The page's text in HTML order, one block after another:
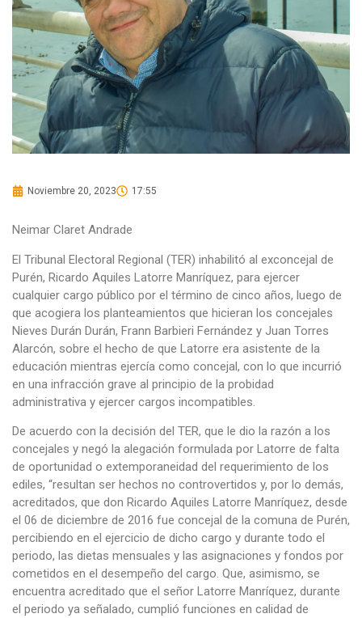
Noviembre 20, 2023 17:55
Neimar Claret Andrade
El Tribunal Electoral Regional (TER) inhabilitó al exconcejal de
Purén, Ricardo Aquiles Latorre Manríquez, para ejercer
cualquier cargo público por el término de cinco años, luego de
que acogiera los planteamientos que hicieran los concejales
Nieves Durán Durán, Frann Barbieri Fernández y Juan Torres
Alarcón, sobre el hecho de que Latorre era asistente de la
educación mientras ejercía como concejal, con lo que incurrió
en una infracción grave al principio de la probidad
administrativa y ejercer cargos incompatibles.
De acuerdo con la decisión del TER, que le dio la razón a los
concejales y negó la alegación formulada por Latorre de falta
de oportunidad o extemporaneidad del requerimiento de los
ediles, “resultan ser hechos no controvertidos y, por lo demás,
acreditados, que don Ricardo Aquiles Latorre Manríquez, desde
el 06 de diciembre de 2016 fue concejal de la comuna de Purén,
percibiendo en el ejercicio de dicho cargo y durante todo el
periodo, las dietas mensuales y las asignaciones y fondos por
cometidos en el desempeño del cargo. Que, asimismo, se
encuentra acreditado que el señor Latorre Manríquez, durante
el periodo ya señalado, cumplió funciones en calidad de